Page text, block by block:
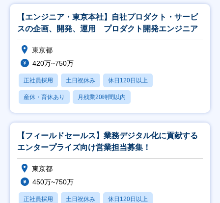
【エンジニア・東京本社】自社プロダクト・サービ
スの企画、開発、運用 プロダクト開発エンジニア
東京都
420万~750万
正社員採用 土日祝休み 休日120日以上
産休・育休あり 月残業20時間以内
【フィールドセールス】業務デジタル化に貢献する
エンタープライズ向け営業担当募集！
東京都
450万~750万
正社員採用 土日祝休み 休日120日以上